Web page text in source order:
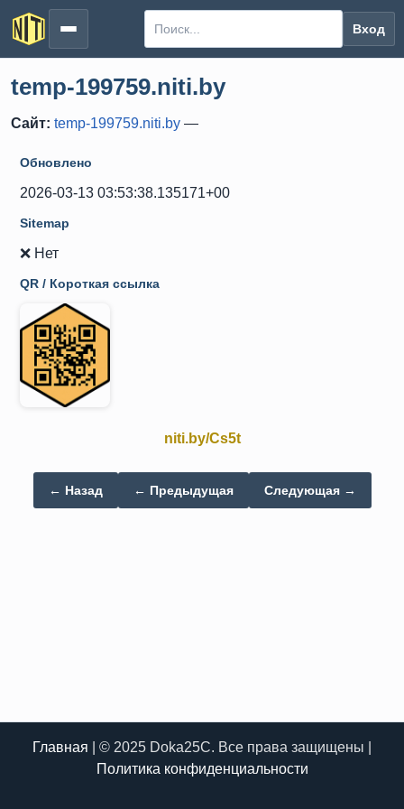
Вход
temp-199759.niti.by
Сайт: temp-199759.niti.by —
Обновлено
2026-03-13 03:53:38.135171+00
Sitemap
❌ Нет
QR / Короткая ссылка
niti.by/Cs5t
← Назад ← Предыдущая Следующая →
Главная | © 2025 Doka25C. Все права защищены |
Политика конфиденциальности